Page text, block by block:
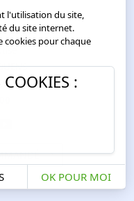
l'utilisation du site,
du site internet.
cookies pour chaque
:
OK POUR MOI